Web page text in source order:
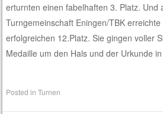
erturnten einen fabelhaften 3. Platz. Und
Turngemeinschaft Eningen/TBK
erfolgreichen 12.Platz. Sie gingen voller
Medaille um den Hals und der Urkunde
Posted inTurnen